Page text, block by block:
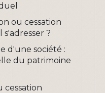
ou cessation
?
d'une société :
du patrimoine
cessation